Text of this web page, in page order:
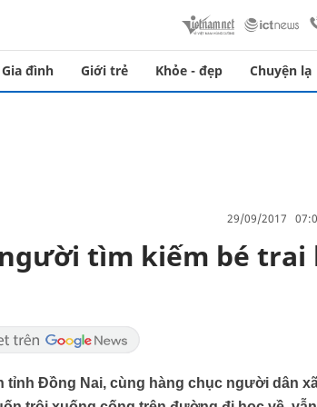
Gia đình Giới trẻ Khỏe - đẹp Chuyện lạ
29/09/2017
tìm kiếm bé trai
Đồng Nai, cùng hàng chục người dân